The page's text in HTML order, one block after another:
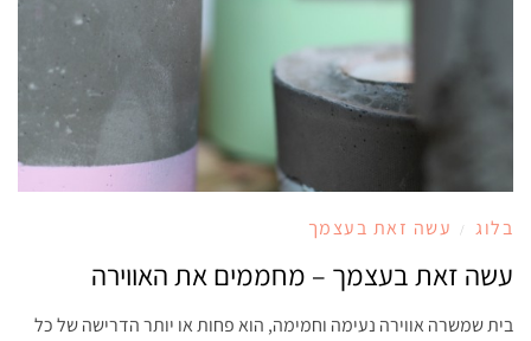
בלוג / עשה זאת בעצמך
עשה זאת בעצמך – מחממים את האווירה
בית שמשרה אווירה נעימה וחמימה, הוא פחות או יותר הדרישה של כל